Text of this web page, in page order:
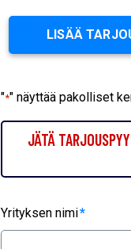
LISÄÄ
"*" näyttää pakolliset
JÄTÄ
Yrityksen nimi*